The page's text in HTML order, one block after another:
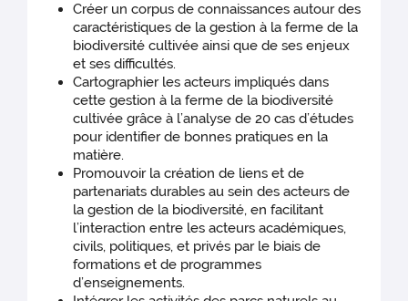
Créer un corpus de connaissances autour des
caractéristiques de la gestion à la ferme de la
biodiversité cultivée ainsi que de ses enjeux
et ses difficultés.
Cartographier les acteurs impliqués dans
cette gestion à la ferme de la biodiversité
cultivée grâce à l’analyse de 20 cas d’études
pour identifier de bonnes pratiques en la
matière.
Promouvoir la création de liens et de
partenariats durables au sein des acteurs de
la gestion de la biodiversité, en facilitant
l’interaction entre les acteurs académiques,
civils, politiques, et privés par le biais de
formations et de programmes
d’enseignements.